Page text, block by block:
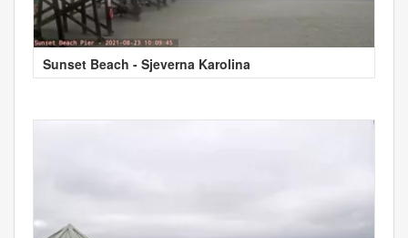
Sunset Beach - Sjeverna Karolina